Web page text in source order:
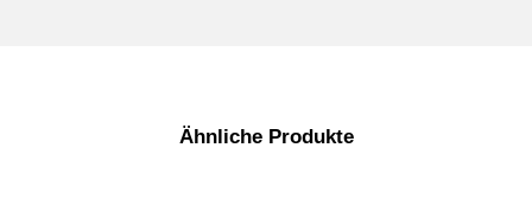
Ähnliche Produkte